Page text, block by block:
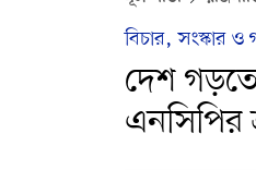
বিচার, সংস্কার ও
দেশ
এনসিপির